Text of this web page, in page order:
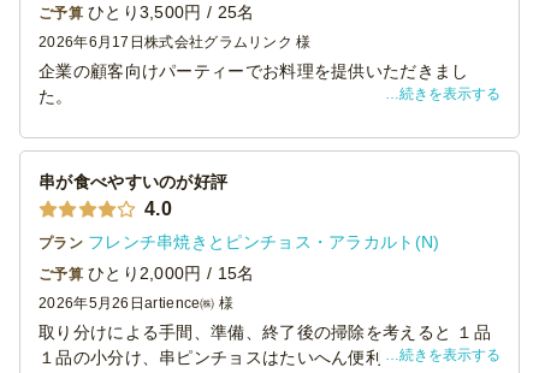
ご予算 ひとり3,500円 / 25名
2026年6月17日 株式会社グラムリンク 様
企業の顧客向けパーティーでお料理を提供いただきまし
た。
かけました。
メイン料理は最後まで温かい状態で提供されておりまし
た。
ぜひまた利用させていただきたいと思います、ありがとう
ございました。
続きを表示する
串が食べやすいのが好評
4.0
プラン フレンチ串焼きとピンチョス・アラカルト(N)
ご予算 ひとり2,000円 / 15名
2026年5月26日 artience㈱ 様
取り分けによる手間、準備、終了後の掃除を考えると １品
１品の小分け、串ピンチョスはたいへん便利で助かりまし
続きを表示する